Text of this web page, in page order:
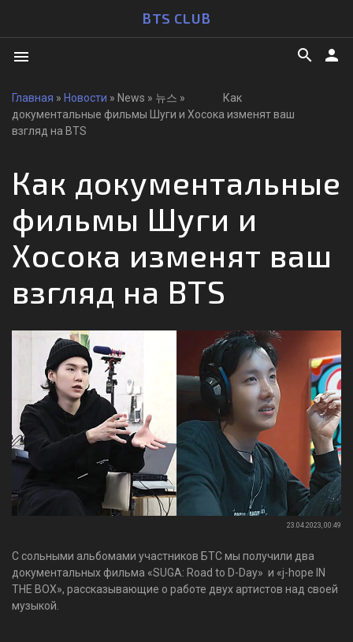
BTS CLUB
menu person
search
Главная » Новости » News » 뉴스 » Как
документальные фильмы Шуги и Хосока изменят ваш
взгляд на BTS
Как документальные
фильмы Шуги и
Хосока изменят ваш
взгляд на BTS
23.04.2023, 00:49
С сольными альбомами участников БТС мы получили два
документальных фильма «SUGA: Road to D-Day» и «j-hope IN
THE BOX», рассказывающие о работе двух артистов над своей
музыкой.